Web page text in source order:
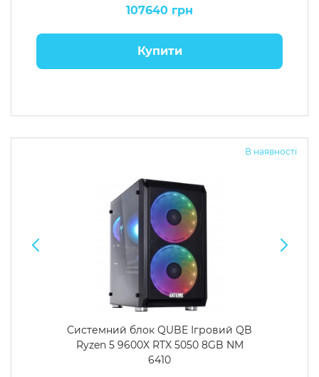
107640 грн
Купити
В наявності
Системний блок QUBE Ігровий QB
Ryzen 5 9600X RTX 5050 8GB NM
6410